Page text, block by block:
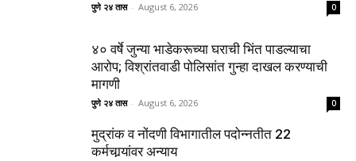
पुणे २४ तास - August 6, 2026 0
४० वर्षे जुन्या भाडेकरूच्या घराची भिंत पाडल्याचा
आरोप; विश्रांतवाडी पोलिसांत गुन्हा दाखल करण्याची
मागणी
पुणे २४ तास - August 6, 2026 0
मुद्रांक व नोंदणी विभागातील पदोन्नतीत 22
कर्मचार्‍यांवर अन्याय